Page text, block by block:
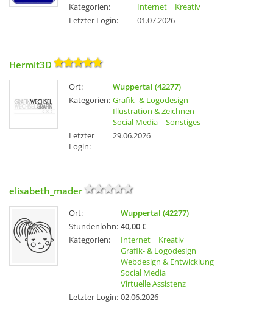
Kategorien:
Internet
Kreativ
Letzter Login:
01.07.2026
Hermit3D
Ort:
Wuppertal (42277)
Kategorien: Grafik- & Logodesign
Illustration & Zeichnen
Social Media
Sonstiges
Letzter
Login:
29.06.2026
elisabeth_mader
Ort:
Wuppertal (42277)
Stundenlohn: 40,00 €
Kategorien:
Internet
Kreativ
Grafik- & Logodesign
Webdesign & Entwicklung
Social Media
Virtuelle Assistenz
Letzter Login: 02.06.2026